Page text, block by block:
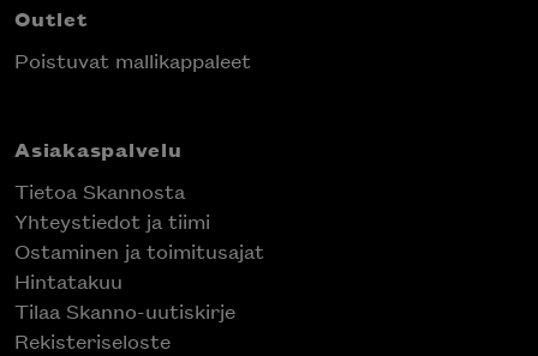
Outlet
Poistuvat mallikappaleet
Asiakaspalvelu
Tietoa Skannosta
Yhteystiedot ja tiimi
Ostaminen ja toimitusajat
Hintatakuu
Tilaa Skanno-uutiskirje
Rekisteriseloste